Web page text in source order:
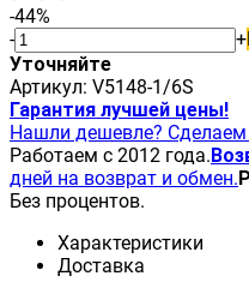
-44%
-
+
Уточняйте
Артикул: V5148-1/6S
Гарантия лучшей цены!
Нашли дешевле? Сделаем
Работаем с 2012 года.
дней на возврат и обмен.
Без процентов.
Характеристики
Доставка